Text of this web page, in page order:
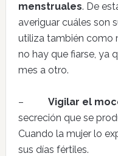
menstruales. De
averiguar cuáles son
utiliza también como
no hay que fiarse, ya
mes a otro.
– Vigilar el
secreción que se
Cuando la mujer lo
sus días fértiles.